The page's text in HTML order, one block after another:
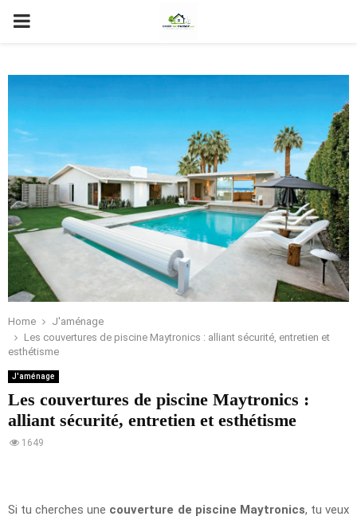
PRIMARY
Home
J'aménage
Les couvertures de piscine Maytronics : alliant sécurité, entretien et
esthétisme
J'aménage
Les couvertures de piscine Maytronics :
alliant sécurité, entretien et esthétisme
1649
Si tu cherches une couverture de piscine Maytronics, tu veux